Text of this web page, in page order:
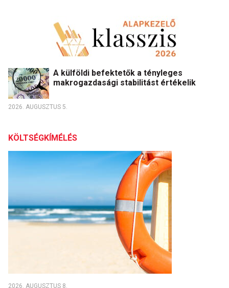
A külföldi befektetők a tényleges
makrogazdasági stabilitást értékelik
2026. AUGUSZTUS 5.
KÖLTSÉGKÍMÉLÉS
2026. AUGUSZTUS 8.